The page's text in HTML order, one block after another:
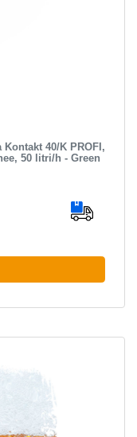
40/K PROFI,
50 litri/h - Green